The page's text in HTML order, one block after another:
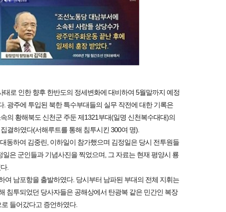
로 인한 향후 한반도의 정세변화에 대비하여 5월말까지 예정
광주에 투입된 북한 특수부대들의 실무 작전에 대한 기록은
의 황해북도 신천군 주둔 제1321부대(일명 신천복수대대)의
결하였다(서해루트를 통해 침투시킨 300여 명).
동하여 김중린, 이하일이 참가했으며 김정일은 당시 전투원들
은 군인들과 기념사진을 찍었으며, 그 자료는 현재 평양시 룡
.
남포항을 출발하였다. 당시부터 남파된 부대의 전체 지휘는
침투되었던 당사자들은 공해상에서 탄광복 같은 민간인 복장
들어갔다고 증언하였다.